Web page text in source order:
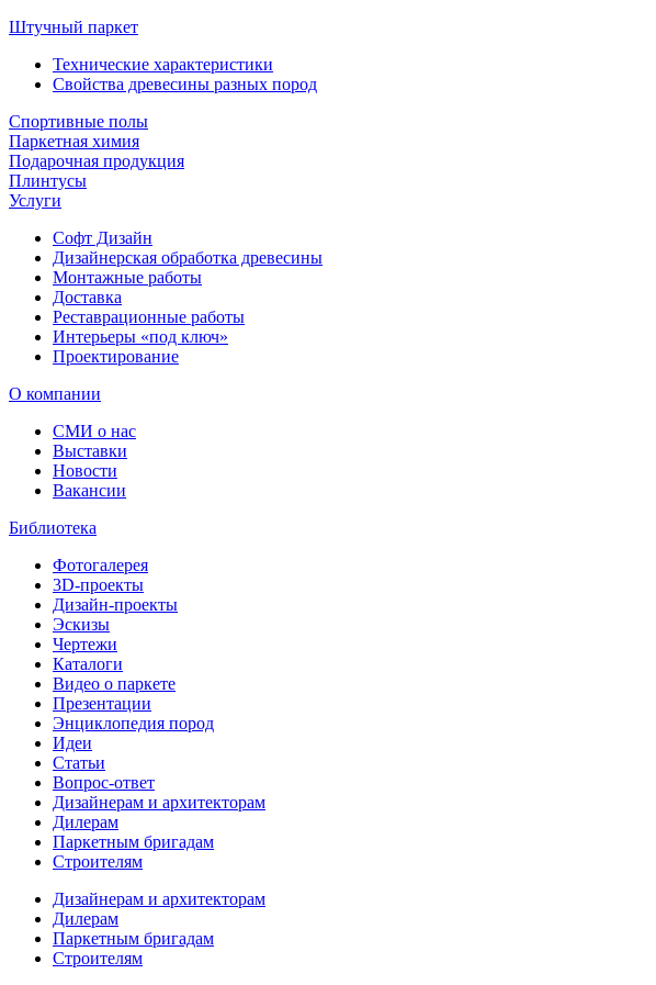
Штучный паркет
Технические характеристики
Свойства древесины разных пород
Спортивные полы
Паркетная химия
Подарочная продукция
Плинтусы
Услуги
Софт Дизайн
Дизайнерская обработка древесины
Монтажные работы
Доставка
Реставрационные работы
Интерьеры «под ключ»
Проектирование
О компании
СМИ о нас
Выставки
Новости
Вакансии
Библиотека
Фотогалерея
3D-проекты
Дизайн-проекты
Эскизы
Чертежи
Каталоги
Видео о паркете
Презентации
Энциклопедия пород
Идеи
Статьи
Вопрос-ответ
Дизайнерам и архитекторам
Дилерам
Паркетным бригадам
Строителям
Дизайнерам и архитекторам
Дилерам
Паркетным бригадам
Строителям